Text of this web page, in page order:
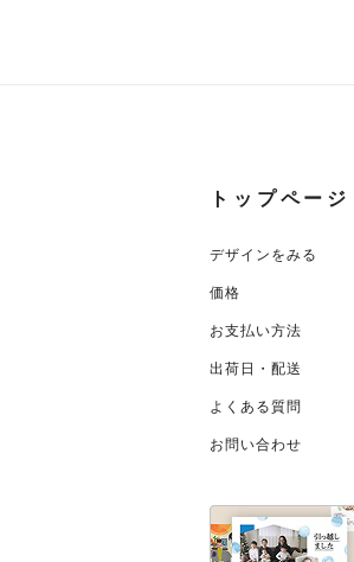
トップページ
デザインをみる
価格
お支払い方法
出荷日・配送
よくある質問
お問い合わせ